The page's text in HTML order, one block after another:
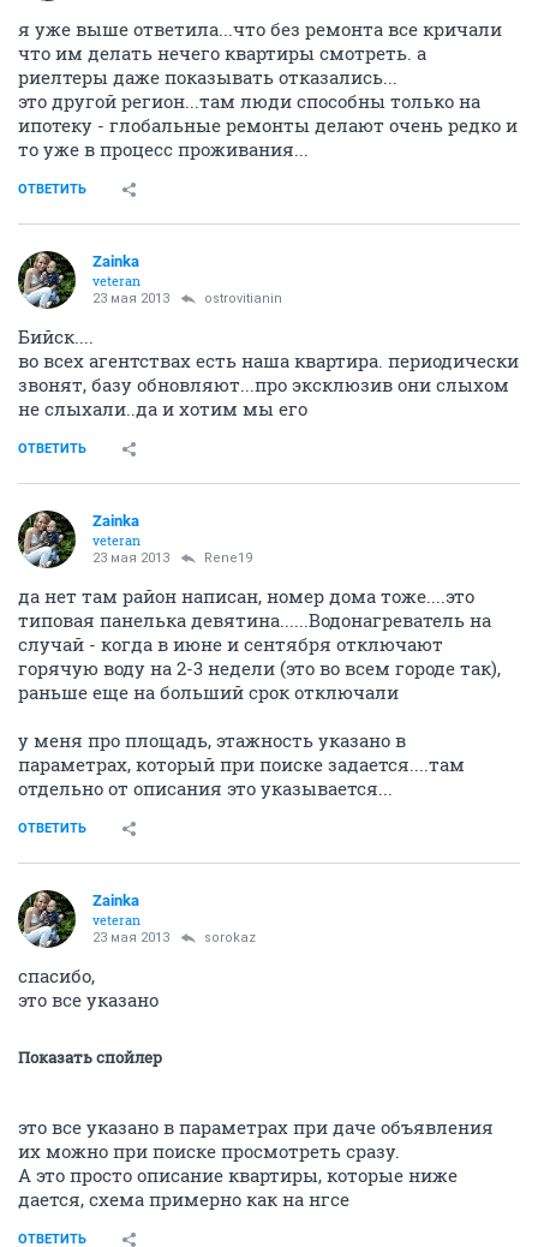
я уже выше ответила...что без ремонта все кричали
что им делать нечего квартиры смотреть. а
риелтеры даже показывать отказались...
это другой регион...там люди способны только на
ипотеку - глобальные ремонты делают очень редко и
то уже в процесс проживания...
ОТВЕТИТЬ
Zainka
veteran
23 мая 2013 ostrovitianin
Бийск....
во всех агентствах есть наша квартира. периодически
звонят, базу обновляют...про эксклюзив они слыхом
не слыхали..да и хотим мы его
ОТВЕТИТЬ
Zainka
veteran
23 мая 2013 Rene19
да нет там район написан, номер дома тоже....это
типовая панелька девятина......Водонагреватель на
случай - когда в июне и сентября отключают
горячую воду на 2-3 недели (это во всем городе так),
раньше еще на больший срок отключали
у меня про площадь, этажность указано в
параметрах, который при поиске задается....там
отдельно от описания это указывается...
ОТВЕТИТЬ
Zainka
veteran
23 мая 2013 sorokaz
спасибо,
это все указано
Показать спойлер
это все указано в параметрах при даче объявления
их можно при поиске просмотреть сразу.
А это просто описание квартиры, которые ниже
дается, схема примерно как на нгсе
ОТВЕТИТЬ